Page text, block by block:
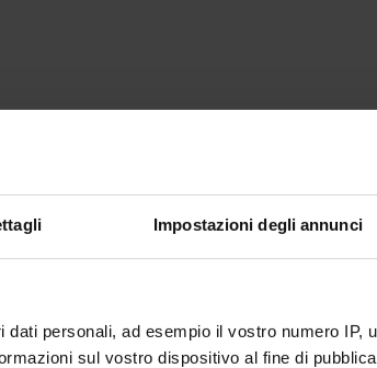
Impostazioni degli annunci
dati personali, ad esempio il vostro numero IP,
sul vostro dispositivo al fine di